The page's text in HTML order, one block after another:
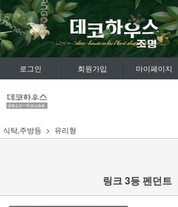
로그인 회원가입 마이페이지
식탁,주방등 유리형
링크 3등 펜던트